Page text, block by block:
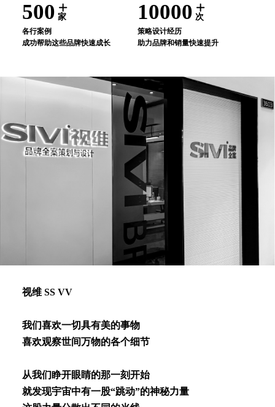
500 家
各⾏案例
成功帮助这些品牌快速成⻓
10000 次
策略设计经历
助⼒品牌和销量快速提升
视维 SS VV
我们喜欢⼀切具有美的事物
喜欢观察世间万物的各个细节
从我们睁开眼睛的那⼀刻开始
就发现宇宙中有⼀股“跳动”的神秘⼒量